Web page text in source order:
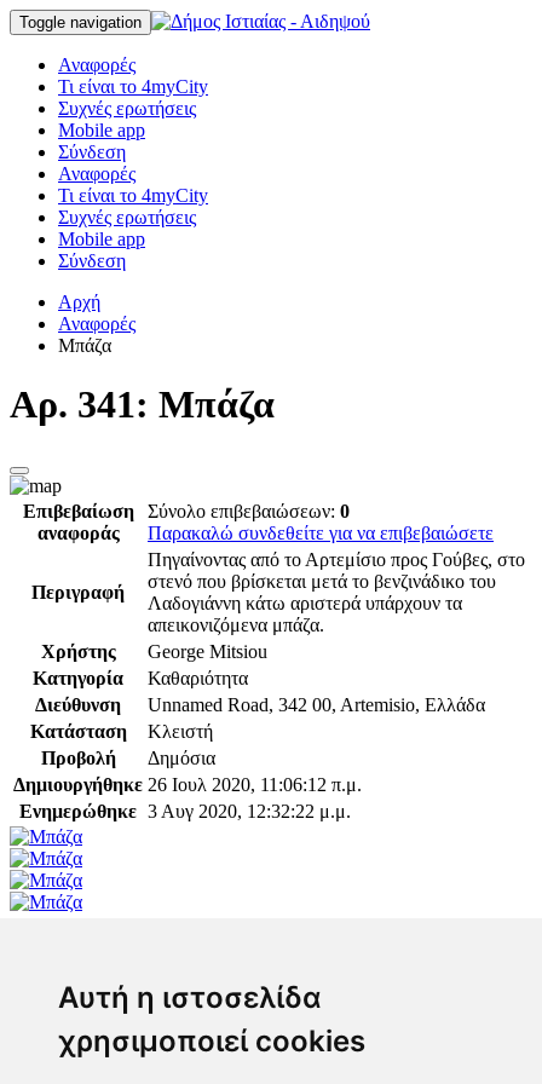
Αυτή η ιστοσελίδα
χρησιμοποιεί cookies
Toggle navigation
Αναφορές
Τι είναι το 4myCity
Συχνές ερωτήσεις
Mobile app
Σύνδεση
Αναφορές
Τι είναι το 4myCity
Συχνές ερωτήσεις
Mobile app
Σύνδεση
Αρχή
Αναφορές
Μπάζα
Αρ. 341: Μπάζα
Επιβεβαίωση
αναφοράς
Σύνολο επιβεβαιώσεων: 0
Παρακαλώ συνδεθείτε για να επιβεβαιώσετε
Περιγραφή
Πηγαίνοντας από το Αρτεμίσιο προς Γούβες, στο
στενό που βρίσκεται μετά το βενζινάδικο του
Λαδογιάννη κάτω αριστερά υπάρχουν τα
απεικονιζόμενα μπάζα.
Χρήστης
George Mitsiou
Κατηγορία
Καθαριότητα
Διεύθυνση
Unnamed Road, 342 00, Artemisio, Ελλάδα
Κατάσταση
Κλειστή
Προβολή
Δημόσια
Δημιουργήθηκε 26 Ιουλ 2020, 11:06:12 π.μ.
Ενημερώθηκε 3 Αυγ 2020, 12:32:22 μ.μ.